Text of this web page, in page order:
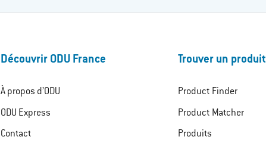
Découvrir ODU France
À propos d’ODU
ODU Express
Contact
Trouver un produit
Product Finder
Product Matcher
Produits